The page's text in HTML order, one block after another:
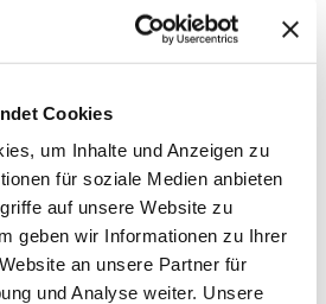
Cookies
um Inhalte und Anzeigen zu
für soziale Medien anbieten
auf unsere Website zu
geben wir Informationen zu Ihrer
an unsere Partner für
und Analyse weiter. Unsere
und einfache Möglichkeit
aufrufbar, ermöglicht
ohne dass eine
notwendig ist.